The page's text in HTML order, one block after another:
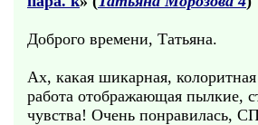
Доброго времени, Татьяна.
Ах, какая шикарная,
работа отображающая пылкие,
чувства! Очень понравилась,